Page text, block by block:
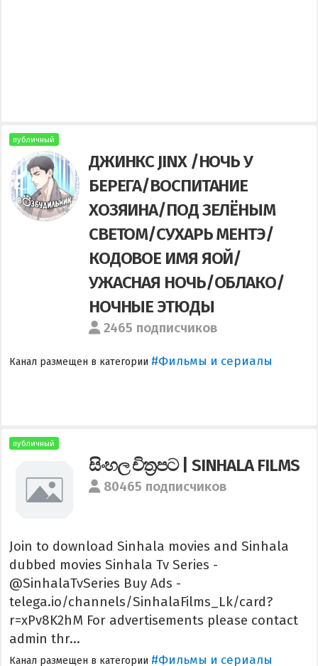
публичный
ДЖИНКС JINX /НОЧЬ У
БЕРЕГА/ВОСПИТАНИЕ
ХОЗЯИНА/ПОД ЗЕЛЁНЫМ
СВЕТОМ/СУХАРЬ МЕНТЭ/
КОДОВОЕ ИМЯ ЯОЙ/
УЖАСНАЯ НОЧЬ/ОБЛАКО/
НОЧНЫЕ ЭТЮДЫ
2465 подписчиков
Канал размещен в категории #Фильмы и сериалы
публичный
සිංහල චිත්‍රපට | SINHALA FILMS
80465 подписчиков
Join to download Sinhala movies and Sinhala
dubbed movies Sinhala Tv Series -
@SinhalaTvSeries Buy Ads -
telega.io/channels/SinhalaFilms_Lk/card?
r=xPv8K2hM For advertisements please contact
admin thr...
Канал размещен в категории #Фильмы и сериалы